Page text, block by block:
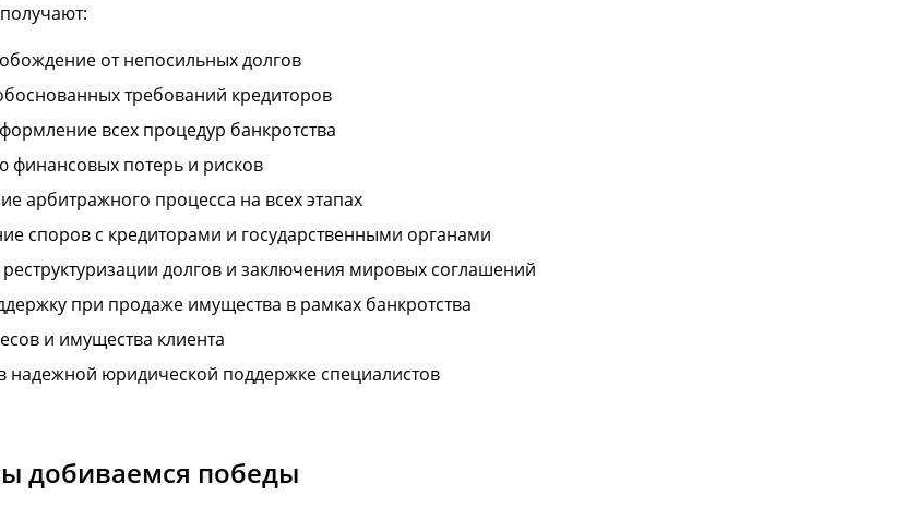
от непосильных долгов
требований кредиторов
всех процедур банкротства
потерь и рисков
арбитражного процесса на всех этапах
споров с кредиторами и государственными органами
долгов и заключения мировых соглашений
при продаже имущества в рамках банкротства
и имущества клиента
надежной юридической поддержке специалистов
добиваемся победы